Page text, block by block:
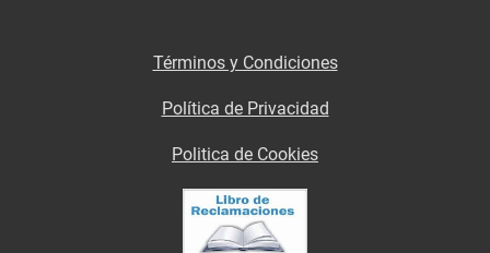
Términos y Condiciones
Política de Privacidad
Politica de Cookies